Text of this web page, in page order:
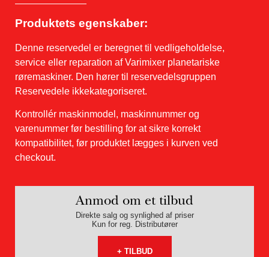
Produktets egenskaber:
Denne reservedel er beregnet til vedligeholdelse,
service eller reparation af Varimixer planetariske
røremaskiner. Den hører til reservedelsgruppen
Reservedele ikkekategoriseret.
Kontrollér maskinmodel, maskinnummer og
varenummer før bestilling for at sikre korrekt
kompatibilitet, før produktet lægges i kurven ved
checkout.
Anmod om et tilbud
Direkte salg og synlighed af priser
Kun for reg. Distributører
+ TILBUD